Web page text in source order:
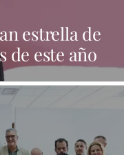
estrella de
de este año